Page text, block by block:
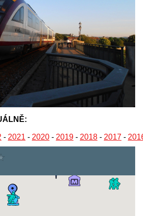
- 2021 - 2020 - 2019 - 2018 - 2017 -